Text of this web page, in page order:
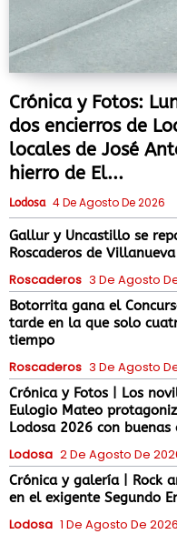
Crónica y Fotos:
dos encierros de
locales de José
hierro de El...
Lodosa 4 De Agosto De 2026
Gallur y Uncastillo se
Roscaderos de
Roscaderos 3 De Agosto
Botorrita gana el
tarde en la que solo
tiempo
Roscaderos 3 De Agosto
Crónica y Fotos | Los
Eulogio Mateo
Lodosa 2026 con buenas
Lodosa 2 De Agosto De
Crónica y galería | Rock
en el exigente Segundo
Lodosa 1 De Agosto De 2026